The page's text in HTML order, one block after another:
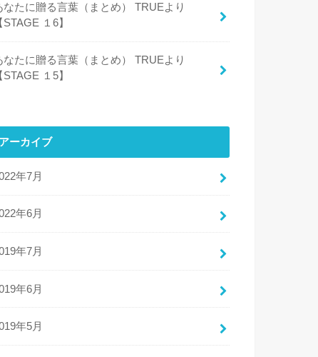
なたに贈る言葉（まとめ） TRUEより
STAGE １6】
なたに贈る言葉（まとめ） TRUEより
STAGE １5】
アーカイブ
年7月
年6月
年7月
年6月
年5月